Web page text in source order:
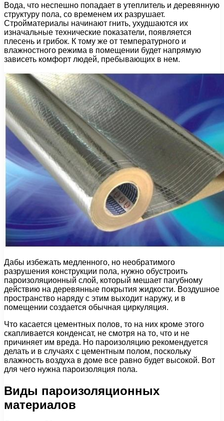
Вода, что неспешно попадает в утеплитель и деревянную
структуру пола, со временем их разрушает.
Стройматериалы начинают гнить, ухудшаются их
изначальные технические показатели, появляется
плесень и грибок. К тому же от температурного и
влажностного режима в помещении будет напрямую
зависеть комфорт людей, пребывающих в нем.
Дабы избежать медленного, но необратимого
разрушения конструкции пола, нужно обустроить
пароизоляционный слой, который мешает пагубному
действию на деревянные покрытия жидкости. Воздушное
пространство наряду с этим выходит наружу, и в
помещении создается обычная циркуляция.
Что касается цементных полов, то на них кроме этого
скапливается конденсат, не смотря на то, что и не
причиняет им вреда. Но пароизоляцию рекомендуется
делать и в случаях с цементным полом, поскольку
влажность воздуха в доме все равно будет высокой. Вот
для чего нужна пароизоляция пола.
Виды пароизоляционных
материалов